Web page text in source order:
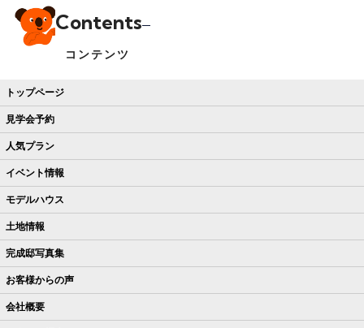
Contents
コンテンツ
トップページ
見学会予約
人気プラン
イベント情報
モデルハウス
土地情報
完成邸写真集
お客様からの声
会社概要